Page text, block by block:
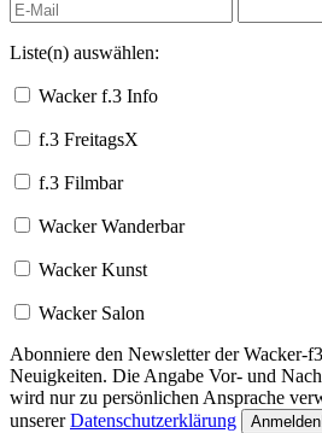
Liste(n) auswählen:
Wacker f.3 Info
f.3 FreitagsX
f.3 Filmbar
Wacker Wanderbar
Wacker Kunst
Wacker Salon
Abonniere den Newsletter der Wacker-
Neuigkeiten. Die Angabe Vor- und
wird nur zu persönlichen Ansprache
unsererDatenschutzerklärung